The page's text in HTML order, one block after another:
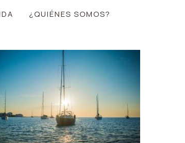
¿QUIÉNES SOMOS?